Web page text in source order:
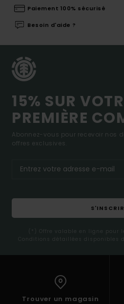
Paiement 100% sécurisé
Besoin d'aide ?
15% SUR
PREMIÈRE
Abonnez-vous pour recevoir nos
offres exclusives.
(*) Offre valable en ligne pour
Conditions détaillées disponibles
Trouver un magasin